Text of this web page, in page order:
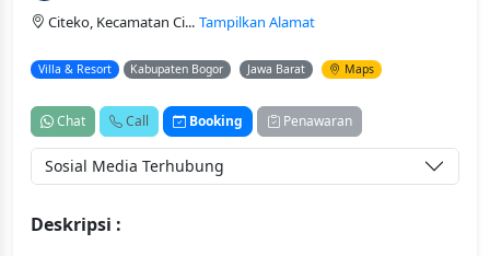
Citeko, Kecamatan Ci... Tampilkan Alamat
Villa & Resort Kabupaten Bogor Jawa Barat Maps
Chat Call Booking Penawaran
Sosial Media Terhubung
Deskripsi :